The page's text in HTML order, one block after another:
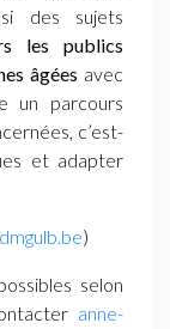
des sujets
les publics
âgées avec
un parcours
c’est-
et adapter
dmgulb.be)
selon
anne-